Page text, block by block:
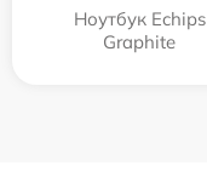
Ноутбук Echips
Graphite